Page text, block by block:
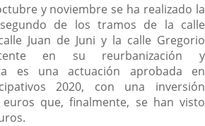
y noviembre se ha realizado la
de los tramos de la calle
Juan de Juni y la calle Gregorio
en su reurbanización y
es una actuación aprobada en
2020, con una inversión
que, finalmente, se han visto